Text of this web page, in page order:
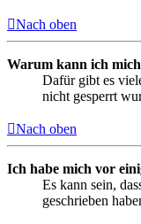
Nach oben
Warum kann ich
Dafür gibt es
nicht gesperrt
Nach oben
Ich habe mich vor
Es kann sein,
geschrieben